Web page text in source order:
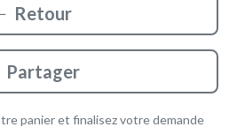
Retour
Partager
panier et finalisez votre demande